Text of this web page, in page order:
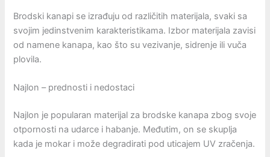
Brodski kanapi se izrađuju od različitih materijala, svaki sa
svojim jedinstvenim karakteristikama. Izbor materijala zavisi
od namene kanapa, kao što su vezivanje, sidrenje ili vuča
plovila.
Najlon – prednosti i nedostaci
Najlon je popularan materijal za brodske kanapa zbog svoje
otpornosti na udarce i habanje. Međutim, on se skuplja
kada je mokar i može degradirati pod uticajem UV zračenja.